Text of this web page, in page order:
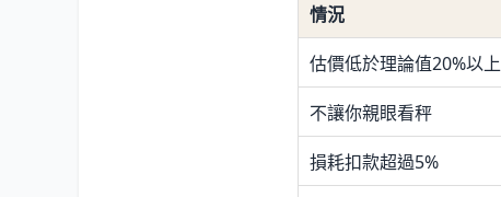
情況
估價低於理論值20%以上
不讓你親眼看秤
損耗扣款超過5%